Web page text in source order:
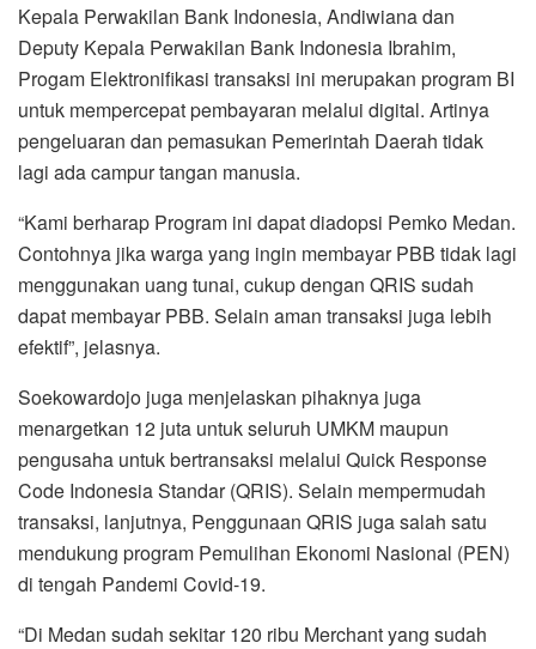
Kepala Perwakilan Bank Indonesia, Andiwiana dan
Deputy Kepala Perwakilan Bank Indonesia Ibrahim,
Progam Elektronifikasi transaksi ini merupakan program BI
untuk mempercepat pembayaran melalui digital. Artinya
pengeluaran dan pemasukan Pemerintah Daerah tidak
lagi ada campur tangan manusia.
“Kami berharap Program ini dapat diadopsi Pemko Medan.
Contohnya jika warga yang ingin membayar PBB tidak lagi
menggunakan uang tunai, cukup dengan QRIS sudah
dapat membayar PBB. Selain aman transaksi juga lebih
efektif”, jelasnya.
Soekowardojo juga menjelaskan pihaknya juga
menargetkan 12 juta untuk seluruh UMKM maupun
pengusaha untuk bertransaksi melalui Quick Response
Code Indonesia Standar (QRIS). Selain mempermudah
transaksi, lanjutnya, Penggunaan QRIS juga salah satu
mendukung program Pemulihan Ekonomi Nasional (PEN)
di tengah Pandemi Covid-19.
“Di Medan sudah sekitar 120 ribu Merchant yang sudah